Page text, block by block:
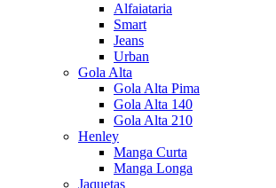
Alfaiataria
Smart
Jeans
Urban
Gola Alta
Gola Alta Pima
Gola Alta 140
Gola Alta 210
Henley
Manga Curta
Manga Longa
Jaquetas